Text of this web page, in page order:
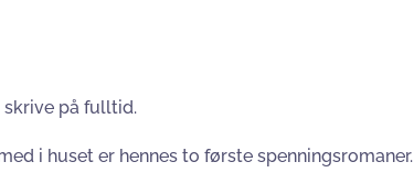
på fulltid.
i huset er hennes to første spenningsromaner.